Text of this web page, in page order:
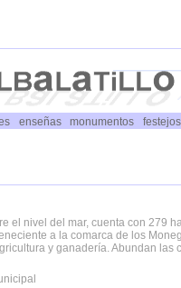
enseñas monumentos festejos
el nivel del mar, cuenta con 279
a la comarca de los
y ganadería. Abundan las